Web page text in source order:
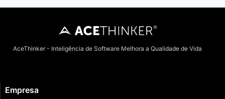
AceThinker - Inteligência de Software Melhora a Qualidade de Vida
Empresa